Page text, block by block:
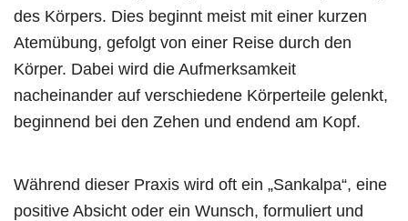
des Körpers. Dies beginnt meist mit einer kurzen
Atemübung, gefolgt von einer Reise durch den
Körper. Dabei wird die Aufmerksamkeit
nacheinander auf verschiedene Körperteile gelenkt,
beginnend bei den Zehen und endend am Kopf.
Während dieser Praxis wird oft ein „Sankalpa“, eine
positive Absicht oder ein Wunsch, formuliert und